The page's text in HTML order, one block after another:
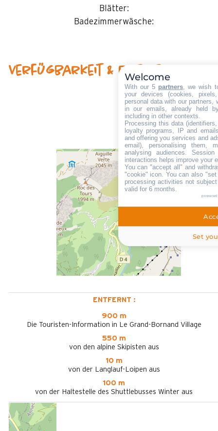
Blätter:
Badezimmerwäsche:
Verfügbarkeit & Preise
ENTFERNT :
900 m
Die Touristen-Information in Le Grand-Bornand Village
550 m
von den alpine Skipisten aus
10 m
von der Langlauf-Loipen aus
100 m
von der Haltestelle des Shuttlebusses Winter aus
Welcome
With our 5 partners , we wish
your devices (cookies,
personal data with our partners,
in our emails, already held
including in other contexts.
Processing this data
loyalty programs, IP and
and offering you services and
email), personalising them,
analysing audiences.
interactions helps improve your
You can "accept all" and
"cookie" icon . You can also
processing activities not
valid for 6 months.
Set